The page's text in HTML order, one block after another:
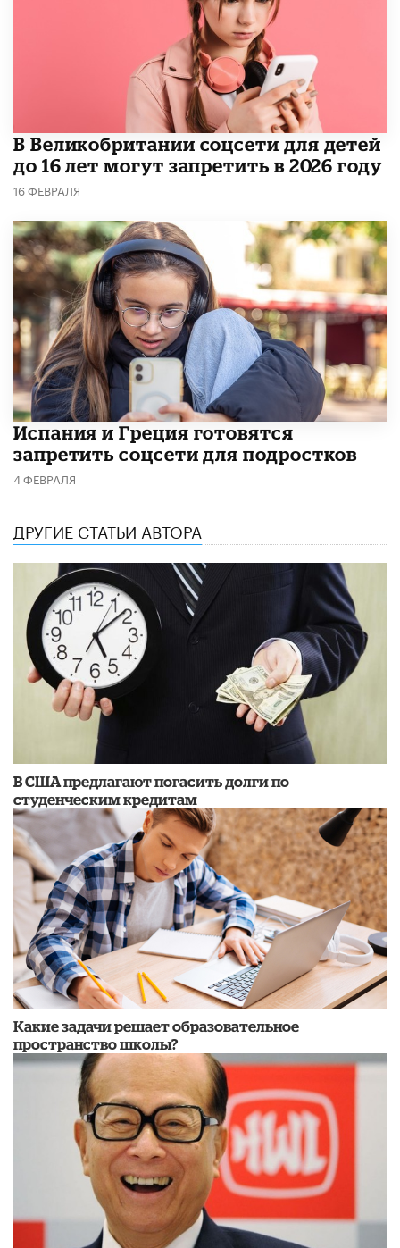
В Великобритании соцсети для детей
до 16 лет могут запретить в 2026 году
16 ФЕВРАЛЯ
Испания и Греция готовятся
запретить соцсети для подростков
4 ФЕВРАЛЯ
ДРУГИЕ СТАТЬИ АВТОРА
В США предлагают погасить долги по
студенческим кредитам
Какие задачи решает образовательное
пространство школы?